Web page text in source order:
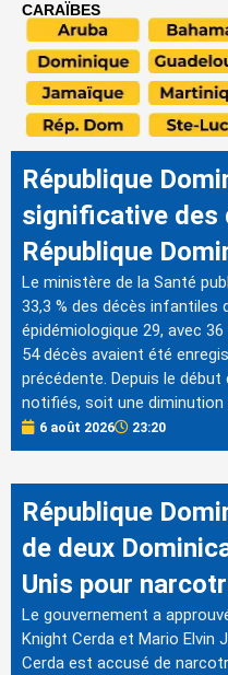
CARAÏBES
République
significative des
République
Le ministère de la Santé
33,3 % des décès infantiles
épidémiologique 29, avec
54 décès avaient été
précédente. Depuis le
notifiés, soit une diminution
6 août 2026 23:20
République
de deux
Unis pour
Le gouvernement a
Knight Cerda et Mario Elvin
Cerda est accusé de